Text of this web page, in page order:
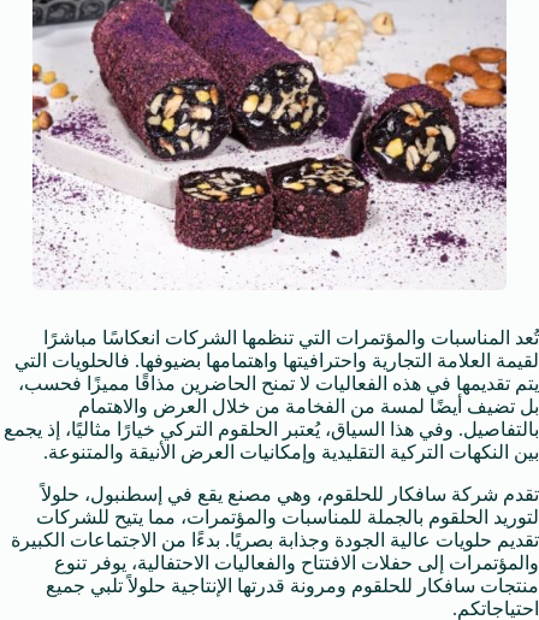
تُعد المناسبات والمؤتمرات التي تنظمها الشركات انعكاسًا مباشرًا
لقيمة العلامة التجارية واحترافيتها واهتمامها بضيوفها. فالحلويات التي
يتم تقديمها في هذه الفعاليات لا تمنح الحاضرين مذاقًا مميزًا فحسب،
بل تضيف أيضًا لمسة من الفخامة من خلال العرض والاهتمام
بالتفاصيل. وفي هذا السياق، يُعتبر الحلقوم التركي خيارًا مثاليًا، إذ يجمع
بين النكهات التركية التقليدية وإمكانيات العرض الأنيقة والمتنوعة.
تقدم شركة سافكار للحلقوم، وهي مصنع يقع في إسطنبول، حلولاً
لتوريد الحلقوم بالجملة للمناسبات والمؤتمرات، مما يتيح للشركات
تقديم حلويات عالية الجودة وجذابة بصريًا. بدءًا من الاجتماعات الكبيرة
والمؤتمرات إلى حفلات الافتتاح والفعاليات الاحتفالية، يوفر تنوع
منتجات سافكار للحلقوم ومرونة قدرتها الإنتاجية حلولاً تلبي جميع
احتياجاتكم.